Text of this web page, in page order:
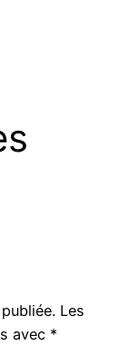
Les
avec *